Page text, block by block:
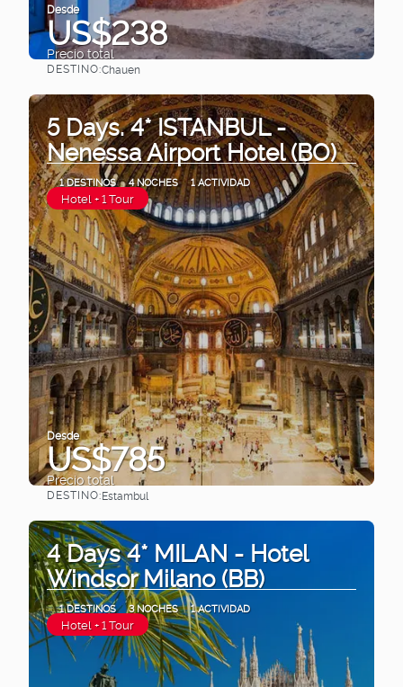
Desde
US$238
Precio total
DESTINO:Chauen
5 Days. 4* ISTANBUL -
Nenessa Airport Hotel (BO)
1 DESTINOS 4 NOCHES 1 ACTIVIDAD
Hotel + 1 Tour
Desde
US$785
Precio total
DESTINO:Estambul
4 Days 4* MILAN - Hotel
Windsor Milano (BB)
1 DESTINOS 3 NOCHES 1 ACTIVIDAD
Hotel + 1 Tour